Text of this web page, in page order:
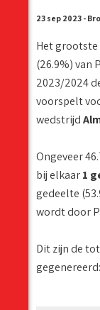
23 sep 2023 -
Het
(26.9%) van
2023/2024
voorspelt
wedstrijd
Ongeveer
bij elkaar1
gedeelte
wordt door
Dit zijn de
gegenereerd: